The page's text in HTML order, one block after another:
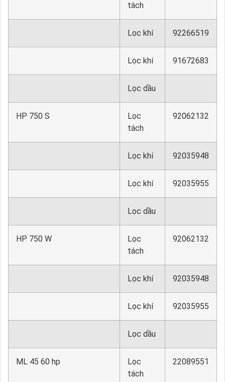
tách
Lọc khí 92266519
Lọc khí 91672683
Lọc dầu
HP 750 S
Lọc
tách
92062132
Lọc khí 92035948
Lọc khí 92035955
Lọc dầu
HP 750 W
Lọc
tách
92062132
Lọc khí 92035948
Lọc khí 92035955
Lọc dầu
ML 45 60 hp
Lọc
tách
22089551